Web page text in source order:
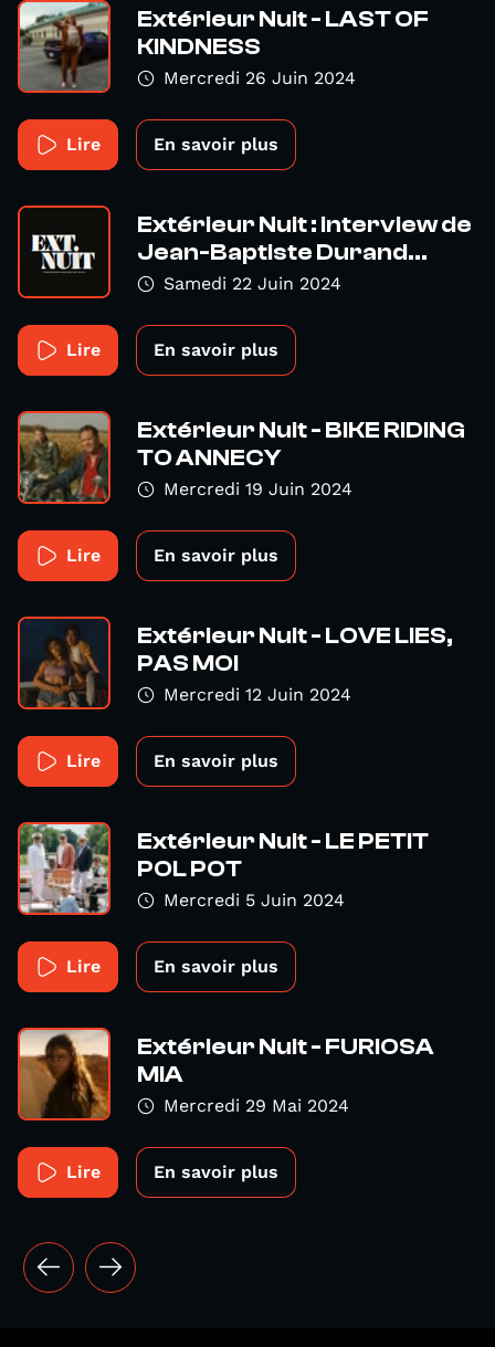
Extérieur Nuit - LAST OF
KINDNESS
Mercredi 26 Juin 2024
Lire En savoir plus
Extérieur Nuit : interview de
Jean-Baptiste Durand...
Samedi 22 Juin 2024
Lire En savoir plus
Extérieur Nuit - BIKE RIDING
TO ANNECY
Mercredi 19 Juin 2024
Lire En savoir plus
Extérieur Nuit - LOVE LIES,
PAS MOI
Mercredi 12 Juin 2024
Lire En savoir plus
Extérieur Nuit - LE PETIT
POL POT
Mercredi 5 Juin 2024
Lire En savoir plus
Extérieur Nuit - FURIOSA
MIA
Mercredi 29 Mai 2024
Lire En savoir plus